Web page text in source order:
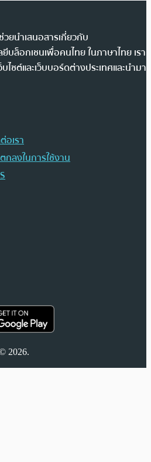
ยนำเสนอสารเกี่ยวกับ
บล็อกเชนเพื่อคนไทย ในภาษาไทย เรา
ซต์และเว็บบอร์ดต่างประเทศและนำมา
อเรา
กลงในการใช้งาน
2026.